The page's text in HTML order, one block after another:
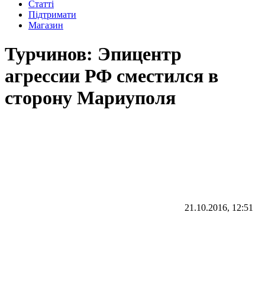
Статті
Підтримати
Магазин
Турчинов: Эпицентр
агрессии РФ сместился в
сторону Мариуполя
21.10.2016, 12:51